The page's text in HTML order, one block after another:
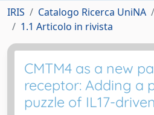
IRIS Catalogo Ricerca UniNA
1.1 Articolo in rivista
CMTM4 as a new
receptor: Adding a
puzzle of IL17-